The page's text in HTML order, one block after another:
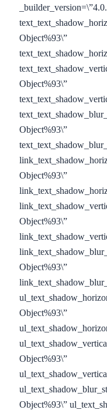
Object%93\”
Object%93\”
Object%93\”
Object%93\”
Object%93\”
Object%93\”
Object%93\”
Object%93\”
Object%93\”